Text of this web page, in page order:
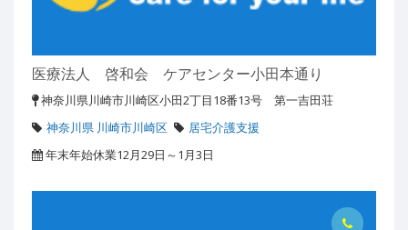
医療法人 啓和会 ケアセンター小田本通り
神奈川県川崎市川崎区小田2丁目18番13号 第一吉田荘
神奈川県 川崎市川崎区
居宅介護支援
年末年始休業12月29日～1月3日